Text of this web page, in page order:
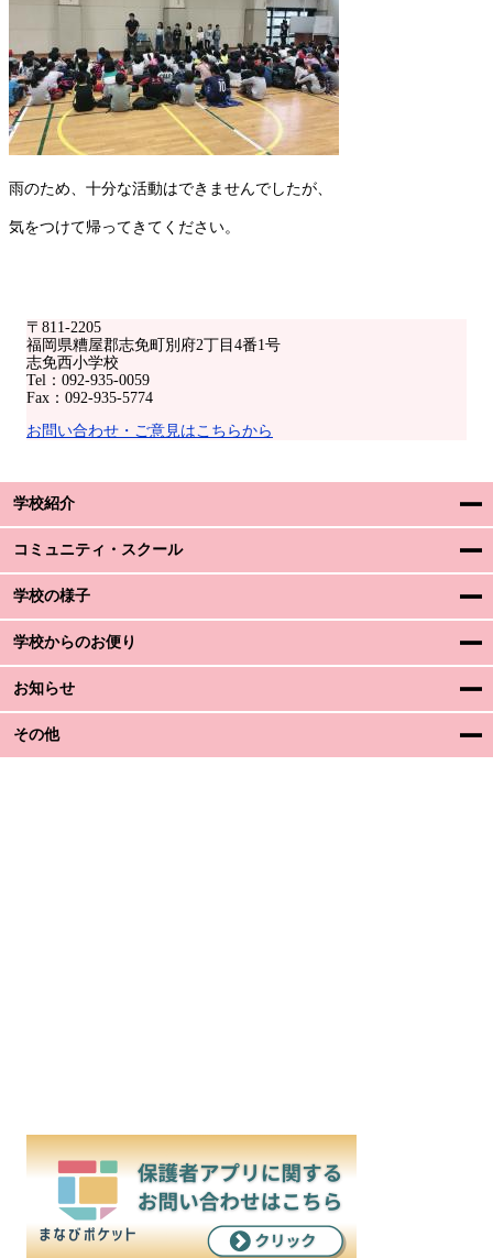
〒811-2205
福岡県糟屋郡志免町別府2丁目4番1号
志免西小学校
Tel：092-935-0059
Fax：092-935-5774
お問い合わせ・ご意見はこちらから
学校紹介
コミュニティ・スクール
学校の様子
学校からのお便り
お知らせ
その他
雨のため、十分な活動はできませんでしたが、
気をつけて帰ってきてください。